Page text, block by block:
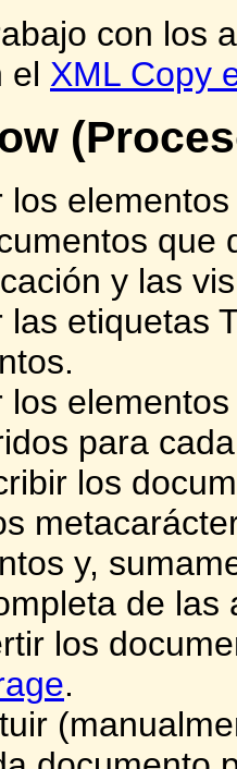
con los
el XML Copy
los
que
y las
las etiquetas
los
para
los
y,
de las
los
.